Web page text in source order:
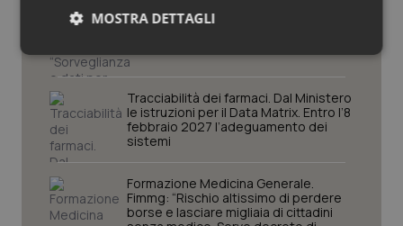
Ulcera & Reflusso
Vaccini
West Nile. Rete Izs: “Sorveglianza e
dati per evitare allarmismi. Italia
Tracciabilità dei farmaci. Dal Ministero
le istruzioni per il Data Matrix. Entro l’8
febbraio 2027 l’adeguamento dei
sistemi
Formazione Medicina Generale.
Fimmg: “Rischio altissimo di perdere
borse e lasciare migliaia di cittadini
MOSTRA DETTAGLI
Necessari Statistici Marketing
Necessari Statistici Marketing
I cookie necessari contribuiscono a rendere fruibile il